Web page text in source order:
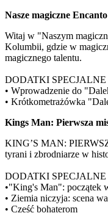
Nasze magiczne
Witaj w "Naszym
Kolumbii, gdzie w
magicznego talentu.
DODATKI
• Wprowadzenie do
• Krótkometrażówka
Kings Man: Pierwsza
KING’S MAN:
tyrani i zbrodniarze w
DODATKI
•"King's Man": początek
• Ziemia niczyja: scena
• Cześć bohaterom